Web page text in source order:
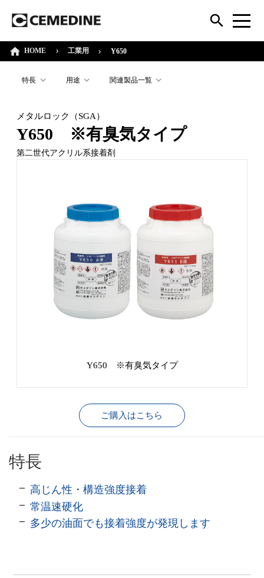
HOME 工業用 Y650
特長 用途 関連製品一覧
メタルロック（SGA）
Y650 ※有臭気タイプ
第二世代アクリル系接着剤
Y650 ※有臭気タイプ
ご購入はこちら
特長
高じん性・構造強度接着
常温速硬化
多少の油面でも接着強度が発現します